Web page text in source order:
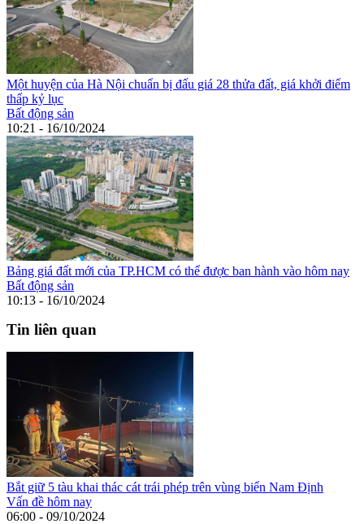
Một huyện của Hà Nội chuẩn bị đấu giá 28 thửa đất, giá khởi điểm
thấp kỷ lục
Bất động sản
10:21 - 16/10/2024
Bảng giá đất mới của TP.HCM có thể được ban hành vào hôm nay
Bất động sản
10:13 - 16/10/2024
Tin liên quan
Bắt giữ 5 tàu khai thác cát trái phép trên vùng biển Nam Định
Vấn đề hôm nay
06:00 - 09/10/2024